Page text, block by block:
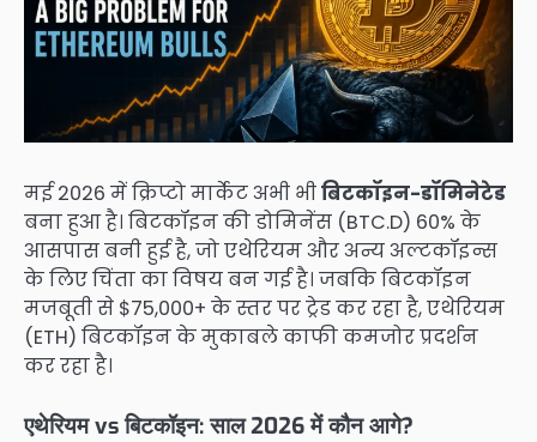
मई 2026 में क्रिप्टो मार्केट अभी भीबिटकॉइन-डॉमिनेटेड
बना हुआ है। बिटकॉइन की डोमिनेंस (BTC.D) 60% के
आसपास बनी हुई है, जो एथेरियम और अन्य अल्टकॉइन्स
के लिए चिंता का विषय बन गई है। जबकि बिटकॉइन
मजबूती से $75,000+ के स्तर पर ट्रेड कर रहा है, एथेरियम
(ETH) बिटकॉइन के मुकाबले काफी कमजोर प्रदर्शन
कर रहा है।
एथेरियम vs बिटकॉइन: साल 2026 में कौन आगे?